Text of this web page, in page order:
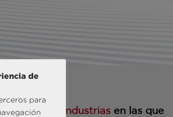
las industrias en las que
de
para